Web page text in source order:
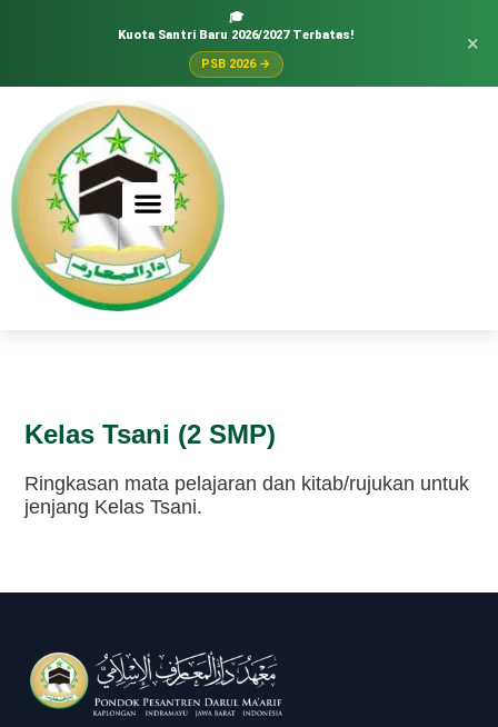
🎓
Kuota Santri Baru 2026/2027 Terbatas!
PSB 2026 →
×
Kelas Tsani (2 SMP)
Ringkasan mata pelajaran dan kitab/rujukan untuk
jenjang Kelas Tsani.